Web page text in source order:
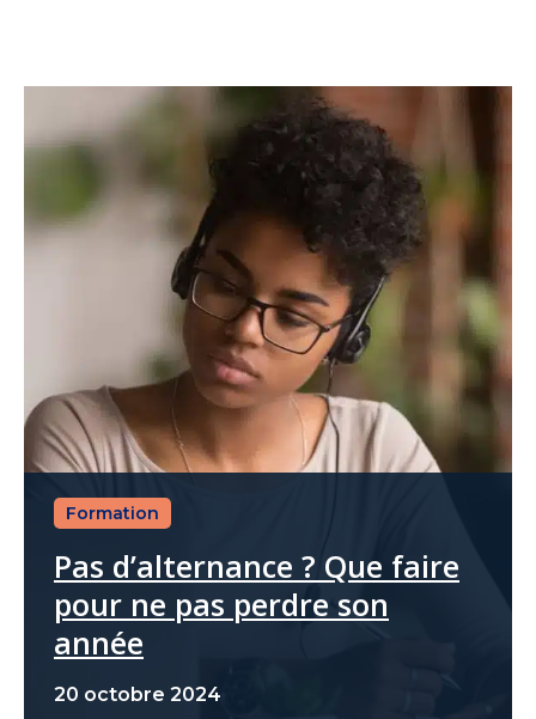
Formation
Pas d’alternance ? Que faire
pour ne pas perdre son
année
20 octobre 2024